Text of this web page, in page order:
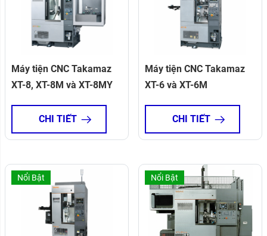
Máy tiện CNC Takamaz
XT-8, XT-8M và XT-8MY
CHI TIẾT
Máy tiện CNC Takamaz
XT-6 và XT-6M
CHI TIẾT
Nổi Bật Nổi Bật